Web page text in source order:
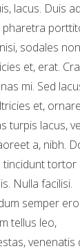
lacus. Duis
pharetra
sodales
et, erat.
mi. Sed
et,
turpis lacus,
a, nibh.
tincidunt tortor
Nulla facilisi.
semper
tellus leo,
venenatis